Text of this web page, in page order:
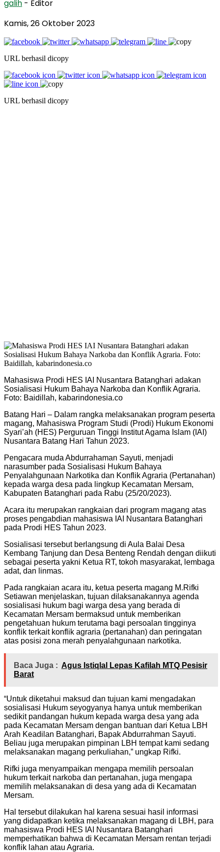
galih - Editor
Kamis, 26 Oktober 2023
URL berhasil dicopy
URL berhasil dicopy
Mahasiswa Prodi HES IAI Nusantara Batanghari adakan
Sosialisasi Hukum Bahaya Narkoba dan Konflik Agraria.
Foto: Baidillah, kabarindonesia.co
Batang Hari – Dalam rangka melaksanakan program peserta
magang, Mahasiswa Program Studi (Prodi) Hukum Ekonomi
Syari’ah (HES) Perguruan Tinggi Institut Agama Islam (IAI)
Nusantara Batang Hari Tahun 2023.
Pengacara muda Abdurrahaman Sayuti, menjadi
narasumber pada Sosialisasi Hukum Bahaya
Penyalahgunaan Narkotika dan Konflik Agraria (Pertanahan)
kepada warga desa pada lingkup Kecamatan Mersam,
Kabupaten Batanghari pada Rabu (25/20/2023).
Acara itu merupakan rangkaian dari program magang atas
proses pengabdian mahasiswa IAI Nusantara Batanghari
pada Prodi HES Tahun 2023.
Sosialisasi tersebut berlangsung di Aula Balai Desa
Kembang Tanjung dan Desa Benteng Rendah dengan diikuti
sebagai peserta yakni Ketua RT, tokoh masyarakat, lembaga
adat, dan linmas.
Pada rangkaian acara itu, ketua peserta magang M.Rifki
Setiawan menjelaskan, tujuan dilaksanakannya agenda
sosialisasi hukum bagi warga desa yang berada di
Kecamatan Mersam bermaksud untuk memberikan
pengetahuan hukum terutama bagi persoalan tingginya
konflik terkait konflik agraria (pertanahan) dan peringatan
atas posisi zona merah penyalahgunaan narkotika.
Baca Juga : Agus Istiqlal Lepas Kafilah MTQ Pesisir
Barat
“Untuk diketahui maksud dan tujuan kami mengadakan
sosialisasi Hukum seyogyanya hanya untuk memberikan
sedikit pandangan hukum kepada warga desa yang ada
pada Kecamatan Mersam dengan bantuan dari Ketua LBH
Arah Keadilan Batanghari, Bapak Abdurrahman Sayuti.
Beliau juga merupakan pimpinan LBH tempat kami sedang
melaksanakan magang perkuliahan,” ungkap Rifki.
Rifki juga menyampaikan mengapa memilih persoalan
hukum terkait narkoba dan pertanahan, juga mengapa
memilih melaksanakan di desa yang ada di Kecamatan
Mersam.
Hal tersebut dilakukan hal karena sesuai hasil informasi
yang didapatkan ketika melaksanakan magang di LBH, para
mahasiswa Prodi HES IAI Nusantara Batanghari
memperhatikan bahwa di Kecamatan Mersam rentan terjadi
konflik lahan atau Agraria.